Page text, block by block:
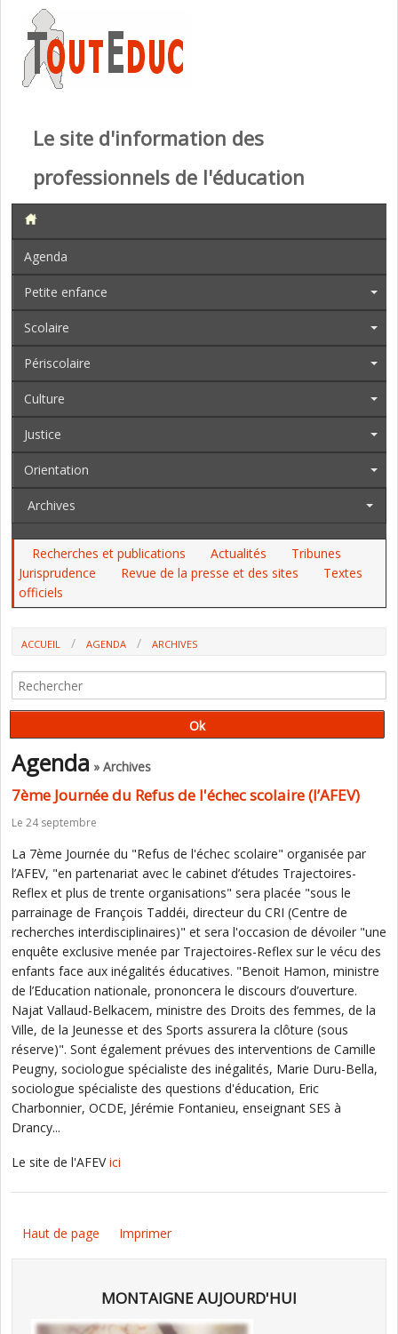
Le site d'information des
professionnels de l'éducation
Agenda
Petite enfance
Scolaire
Périscolaire
Culture
Justice
Orientation
Archives
Recherches et publications Actualités
Tribunes
Jurisprudence
Revue de la presse et des sites
Textes
officiels
ACCUEIL AGENDA
ARCHIVES
Agenda » Archives
7ème Journée du Refus de l'échec scolaire (l’AFEV)
Le 24 septembre
La 7ème Journée du "Refus de l'échec scolaire" organisée par
l’AFEV, "en partenariat avec le cabinet d’études Trajectoires-
Reflex et plus de trente organisations" sera placée "sous le
parrainage de François Taddéi, directeur du CRI (Centre de
recherches interdisciplinaires)" et sera l'occasion de dévoiler "une
enquête exclusive menée par Trajectoires-Reflex sur le vécu des
enfants face aux inégalités éducatives. "Benoit Hamon, ministre
de l’Education nationale, prononcera le discours d’ouverture.
Najat Vallaud-Belkacem, ministre des Droits des femmes, de la
Ville, de la Jeunesse et des Sports assurera la clôture (sous
réserve)". Sont également prévues des interventions de Camille
Peugny, sociologue spécialiste des inégalités, Marie Duru-Bella,
sociologue spécialiste des questions d'éducation, Eric
Charbonnier, OCDE, Jérémie Fontanieu, enseignant SES à
Drancy...
Le site de l'AFEVici
Haut de page Imprimer
MONTAIGNE AUJOURD'HUI